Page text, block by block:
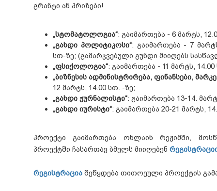
გრანტი ან პრიზები!
„სტომატოლოგია“: გაიმართება - 6 მარტს,
„გახდი პოლიტიკოსი“: გაიმართება - 7
სთ-ზე; (გამარჯვებული გუნდი მიიღებს
„ფსიქოლოგია“: გაიმართება - 11 მარტს,
„ბიზნესის ადმინისტრირება, ფინანსები,
12 მარტს, 14.00 სთ. -ზე;
„გახდი ჟურნალისტი“: გაიმართება 13-14.
„გახდი იურისტი“: გაიმართება 20-21 მარტს,
პროექტი გაიმართება ონლაინ რეჟიმში,
პროექტში ჩასართავ ბმულს მიიღებენ
რეგისტრაციაშეწყდება თითოეული პროექტის